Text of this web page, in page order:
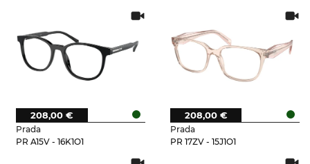
Prada
PR A15V - 16K1O1
208,00 €
Prada
PR 17ZV - 15J1O1
208,00 €